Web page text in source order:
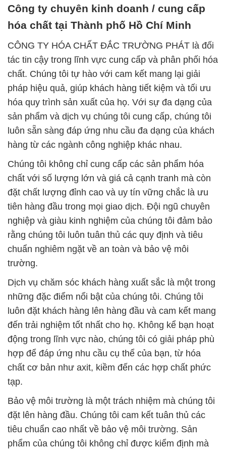
Công ty chuyên kinh doanh / cung cấp
hóa chất tại Thành phố Hồ Chí Minh
CÔNG TY HÓA CHẤT ĐẮC TRƯỜNG PHÁT là đối
tác tin cậy trong lĩnh vực cung cấp và phân phối hóa
chất. Chúng tôi tự hào với cam kết mang lại giải
pháp hiệu quả, giúp khách hàng tiết kiệm và tối ưu
hóa quy trình sản xuất của họ. Với sự đa dạng của
sản phẩm và dịch vụ chúng tôi cung cấp, chúng tôi
luôn sẵn sàng đáp ứng nhu cầu đa dạng của khách
hàng từ các ngành công nghiệp khác nhau.
Chúng tôi không chỉ cung cấp các sản phẩm hóa
chất với số lượng lớn và giá cả cạnh tranh mà còn
đặt chất lượng đỉnh cao và uy tín vững chắc là ưu
tiên hàng đầu trong mọi giao dịch. Đội ngũ chuyên
nghiệp và giàu kinh nghiệm của chúng tôi đảm bảo
rằng chúng tôi luôn tuân thủ các quy định và tiêu
chuẩn nghiêm ngặt về an toàn và bảo vệ môi
trường.
Dịch vụ chăm sóc khách hàng xuất sắc là một trong
những đặc điểm nổi bật của chúng tôi. Chúng tôi
luôn đặt khách hàng lên hàng đầu và cam kết mang
đến trải nghiệm tốt nhất cho họ. Không kể bạn hoạt
động trong lĩnh vực nào, chúng tôi có giải pháp phù
hợp để đáp ứng nhu cầu cụ thể của bạn, từ hóa
chất cơ bản như axit, kiềm đến các hợp chất phức
tạp.
Bảo vệ môi trường là một trách nhiệm mà chúng tôi
đặt lên hàng đầu. Chúng tôi cam kết tuân thủ các
tiêu chuẩn cao nhất về bảo vệ môi trường. Sản
phẩm của chúng tôi không chỉ được kiểm định mà